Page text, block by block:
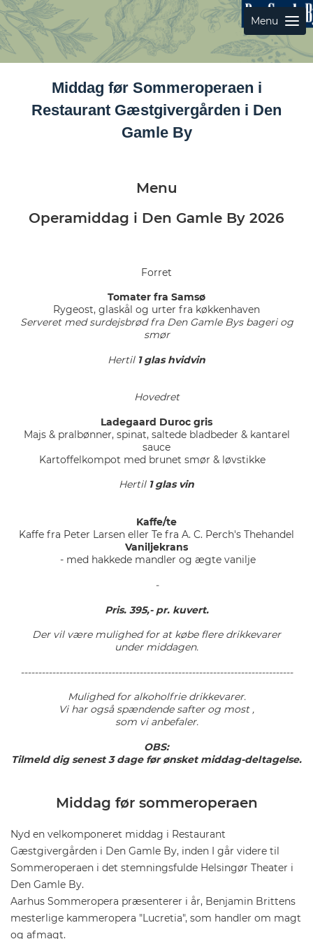
Menu
Middag før Sommeroperaen i
Restaurant Gæstgivergården i Den
Gamle By
Menu
Operamiddag i Den Gamle By 2026
Forret
Tomater fra Samsø
Rygeost, glaskål og urter fra køkkenhaven
Serveret med surdejsbrød fra Den Gamle Bys bageri og
smør
Hertil1 glas hvidvin
Hovedret
Ladegaard Duroc gris
Majs & pralbønner, spinat, saltede bladbeder & kantarel
sauce
Kartoffelkompot med brunet smør & løvstikke
Hertil1 glas vin
Kaffe/te
Kaffe fra Peter Larsen eller Te fra A. C. Perch's Thehandel
Vaniljekrans
- med hakkede mandler og ægte vanilje
-
Pris. 395,- pr. kuvert.
Der vil være mulighed for at købe flere drikkevarer
under middagen.
------------------------------------------------------------------------------
Mulighed for alkoholfrie drikkevarer.
Vi har også spændende safter og most ,
som vi anbefaler.
OBS:
Tilmeld dig senest 3 dage før ønsket middag-deltagelse.
Middag før sommeroperaen
Nyd en velkomponeret middag i Restaurant
Gæstgivergården i Den Gamle By, inden I går videre til
Sommeroperaen i det stemningsfulde Helsingør Theater i
Den Gamle By.
Aarhus Sommeropera præsenterer i år, Benjamin Brittens
mesterlige kammeropera "Lucretia", som handler om magt
og afmagt.